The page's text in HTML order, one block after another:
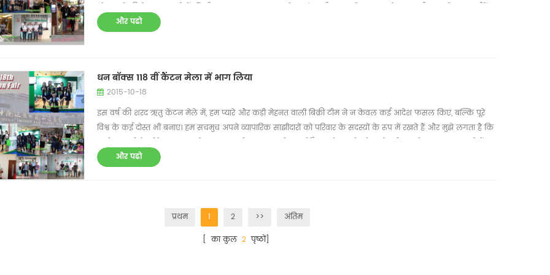
हम अपने ग्राहकों के लिए शानदार उत्पाद बनाने पर जोर देते हैं - अपने पैसेबॉक्स में पैसा बचाओ! हम आर्थिक प्रीफाब हाउस,
और पढो
धन बॉक्स 118 वीं कैंटन मेला में भाग लिया
2015-10-18
इस वर्ष की शरद ऋतु केंटन मेले में, हम प्यारे और कड़ी मेहनत वाली बिक्री टीम ने न केवल कई आदेश फसल किए, बल्कि पूरे
विश्व के कई दोस्त भी बनाए। हम सचमुच अपने व्यापारिक साझीदारों को परिवार के सदस्यों के रूप में रखते हैं और मुझे लगता है कि
और प्यार के साथ बेहतर रह सकते हैं। मनीबॉक्स - प्रीफ़ैब हाउस के शीर्ष 3 निर्माता, हम आपके घर में प्यार से भरा होने देते हैं!
और पढो
प्रथम 1 2 >>
अंतिम
[ का कुल 2पृष्ठों]